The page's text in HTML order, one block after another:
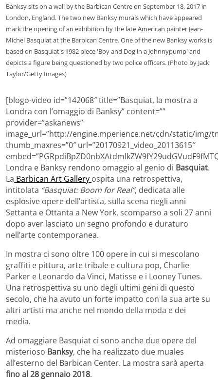
Banksy sits on a wall by the Barbican Centre on September 18, 2017 in
London, England. The two new Banksy murals which have appeared
mark the opening of an exhibition by the late American painter Jean-
Michel Basquiat at the Barbican Centre. One of the new Banksy works is
based on Basquiat's 1982 piece 'Boy and Dog in a Johnnypump' and
depicts a figure being questioned by two police officers. (Photo by Jack
Taylor/Getty Images)
[blogo-video id=”142068″ title=”Basquiat, la mostra a
Londra con l’omaggio di Banksy” content=””
provider=”askanews”
image_url=”http://engine.mperience.net/cdn/static/img/
thumb_maxres=”0″ url=”20170921_video_20113615″
Londra e Banksy rendono omaggio al genio di Basquiat.
La Barbican Art Gallery ospita una retrospettiva,
intitolata “Basquiat: Boom for Real”, dedicata alle
esplosive opere dell’artista, sulla scena negli anni
Settanta e Ottanta a New York, scomparso a soli 27 anni
dopo aver lasciato un segno profondo e duraturo
nell’arte contemporanea.
In mostra ci sono oltre 100 opere in cui si mescolano
graffiti e pittura, arte tribale e cultura pop, Charlie
Parker e Leonardo da Vinci, Matisse e i Looney Tunes.
Una retrospettiva su uno degli ultimi geni di questo
secolo, che ha avuto un forte impatto con la sua arte su
altri artisti ma anche nel mondo della moda e dei
media.
Ad omaggiare Basquiat ci sono anche due opere del
misterioso Banksy, che ha realizzato due muales
all’esterno del Barbican Center. La mostra sarà aperta
fino al 28 gennaio 2018.